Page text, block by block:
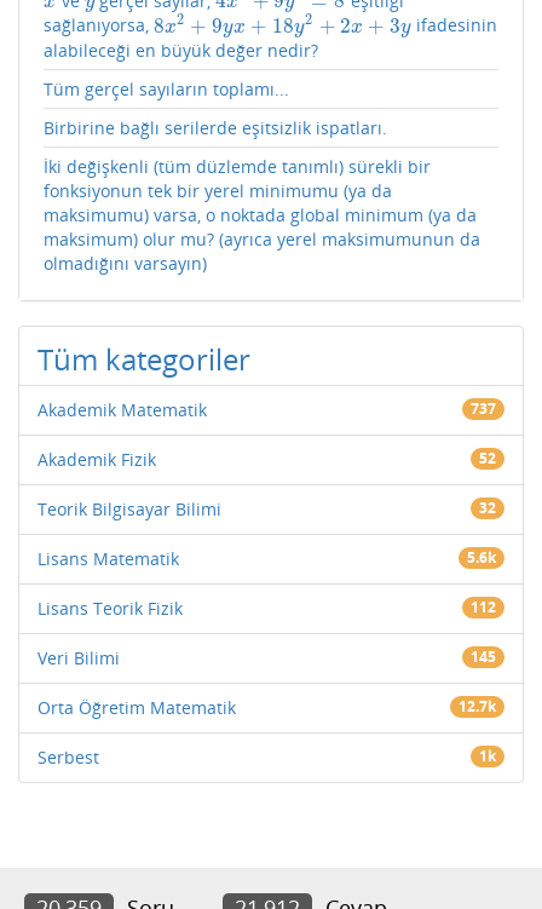
sağlanıyorsa, 8x2 + 9yx + 18y2 + 2x + 3y
8x2+ 9y x+18 y2+2x+3
ifadesinin
alabileceği en büyük değer nedir?
Tüm gerçel sayıların toplamı...
Birbirine bağlı serilerde eşitsizlik ispatları.
İki değişkenli (tüm düzlemde tanımlı) sürekli bir
fonksiyonun tek bir yerel minimumu (ya da
maksimumu) varsa, o noktada global minimum (ya da
maksimum) olur mu? (ayrıca yerel maksimumunun da
olmadığını varsayın)
Tüm kategoriler
Akademik Matematik 737
Akademik Fizik 52
Teorik Bilgisayar Bilimi 32
Lisans Matematik 5.6k
Lisans Teorik Fizik 112
Veri Bilimi 145
Orta Öğretim Matematik 12.7k
Serbest 1k